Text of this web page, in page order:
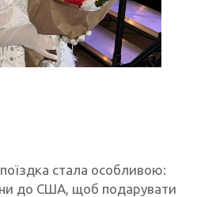
стала особливою:
до США, щоб подарувати